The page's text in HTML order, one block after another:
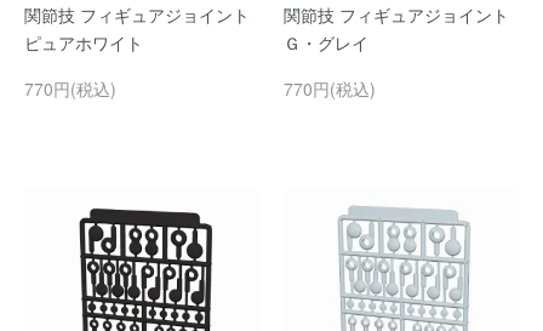
関節技 フィギュアジョイント
ピュアホワイト
770円(税込)
関節技 フィギュアジョイント
Ｇ・グレイ
770円(税込)